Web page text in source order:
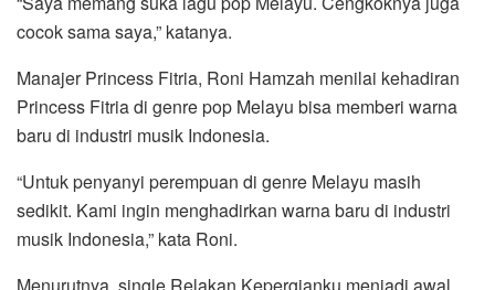
cocok sama saya,” katanya.
Manajer Princess Fitria, Roni Hamzah menilai kehadiran
Princess Fitria di genre pop Melayu bisa memberi warna
baru di industri musik Indonesia.
“Untuk penyanyi perempuan di genre Melayu masih
sedikit. Kami ingin menghadirkan warna baru di industri
musik Indonesia,” kata Roni.
Menurutnya, single Relakan Kepergianku menjadi awal